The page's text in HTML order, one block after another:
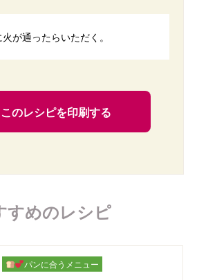
が通ったらいただく。
このレシピを印刷する
すめのレシピ
パンに合うメニュー